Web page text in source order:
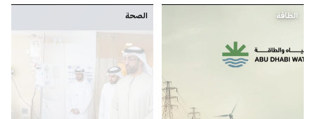
الطاقة الصحة